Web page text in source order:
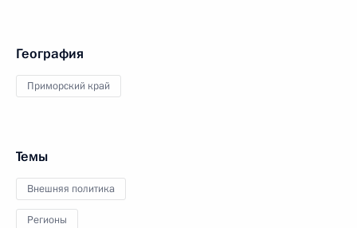
География
Приморский край
Темы
Внешняя политика
Регионы